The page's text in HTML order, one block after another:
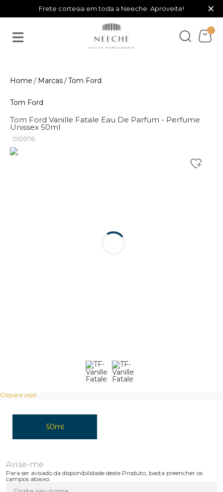
Frete cortesia em toda a Neeche. Aproveite! ×
Marcas Tom Ford
Tom Ford
Tom Ford Vanille Fatale Eau De Parfum - Perfume
Unissex 50ml
010976
Clique e veja!
50ml
Para ser avisado da disponibilidade deste Produto, basta preencher os
campos abaixo.